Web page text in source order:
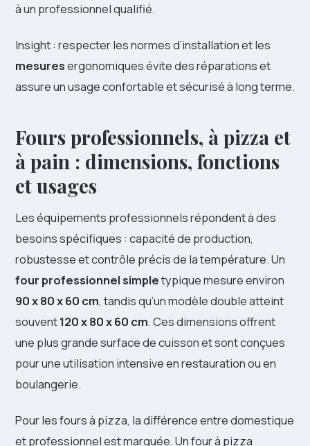
à un professionnel qualifié.
Insight : respecter les normes d’installation et les
mesuresergonomiques évite des réparations et
assure un usage confortable et sécurisé à long terme.
Fours professionnels, à pizza et
à pain : dimensions, fonctions
et usages
Les équipements professionnels répondent à des
besoins spécifiques : capacité de production,
robustesse et contrôle précis de la température. Un
four professionnel simpletypique mesure environ
90 x 80 x 60 cm, tandis qu’un modèle double atteint
souvent120 x 80 x 60 cm. Ces dimensions offrent
une plus grande surface de cuisson et sont conçues
pour une utilisation intensive en restauration ou en
boulangerie.
Pour les fours à pizza, la différence entre domestique
et professionnel est marquée. Un four à pizza